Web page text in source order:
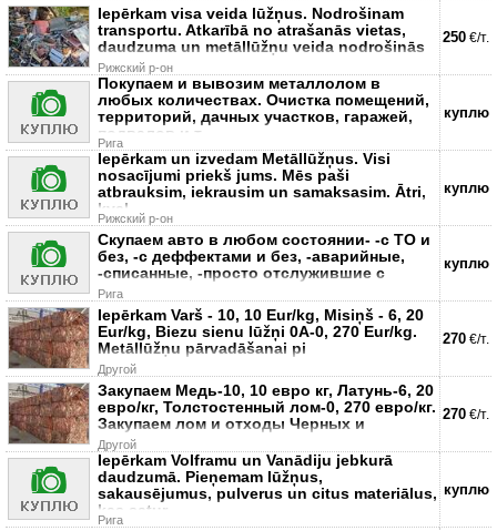
Iepērkam visa veida lūžņus. Nodrošinam
transportu. Atkarībā no atrašanās vietas,
daudzuma un metāllūžņu veida nodrošinās
Рижский р-он
250 €/т.
Покупаем и вывозим металлолом в
любых количествах. Очистка помещений,
территорий, дачных участков, гаражей,
подвалов и т
Рига
куплю
Iepērkam un izvedam Metāllūžņus. Visi
nosacījumi priekš jums. Mēs paši
atbrauksim, iekrausim un samaksasim. Ātri,
kval
Рижский р-он
куплю
Скупаем авто в любом состоянии- -с ТО и
без, -с деффектами и без, -аварийные,
-списанные, -просто отслужившие с
Рига
куплю
Iepērkam Varš - 10, 10 Eur/kg, Misiņš - 6, 20
Eur/kg, Biezu sienu lūžņi 0A-0, 270 Eur/kg.
Metāllūžņu pārvadāšanai pi
Другой
270 €/т.
Закупаем Медь-10, 10 евро кг, Латунь-6, 20
евро/кг, Толстостенный лом-0, 270 евро/кг.
Закупаем лом и отходы Черных и
Другой
270 €/т.
Iepērkam Volframu un Vanādiju jebkurā
daudzumā. Pieņemam lūžņus,
sakausējumus, pulverus un citus materiālus,
kas satur
Рига
куплю